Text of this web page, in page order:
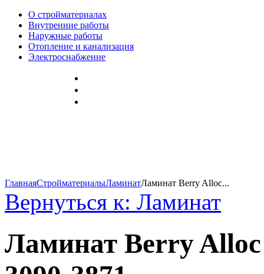
О стройматериалах
Внутренние работы
Наружные работы
Отопление и канализация
Электроснабжение
ГлавнаяСтройматериалыЛаминатЛаминат Berry Alloc...
Вернуться к: Ламинат
Ламинат Berry